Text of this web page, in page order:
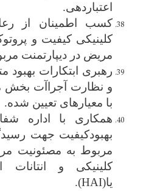
اعتباردهی.
کسب اطمینان از
کلینیکی کیفیت و
مریض در دیپارتمنت
رهبری ابتکارات بهبود
و نظارت آجراآت بخش
با معیارهای تعیین شده.
همکاری با اداره
بهبودکیفیت جهت
مربوط به مصئونیت
کلینیکی و انتانات
یا(HAI)
.